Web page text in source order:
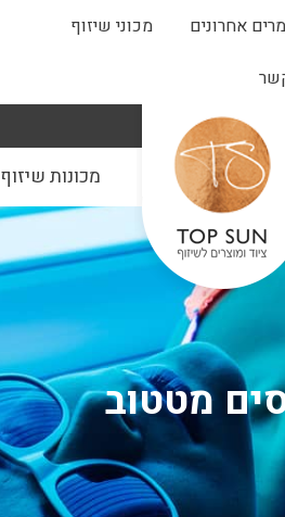
אחרונים
מכוני שיזוף
מכונות שיזוף
מטטוב